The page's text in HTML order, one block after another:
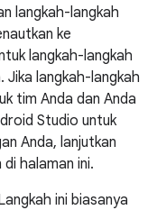
langkah-langkah
ke
langkah-langkah
Jika langkah-langkah
tim Anda dan Anda
Studio untuk
Anda, lanjutkan
halaman ini.
ini biasanya